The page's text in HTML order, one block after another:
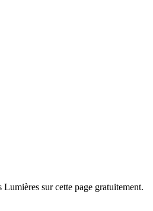
sur cette page gratuitement.